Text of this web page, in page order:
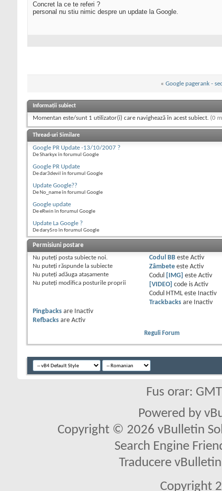
Concret la ce te referi ?
personal nu stiu nimic despre un update la Google.
« Google pagerank -
Informații subiect
Momentan este/sunt 1 utilizator(i) care navighează în acest subiect. (0
Thread-uri Similare
Google PR Update -13/10/2007 ?
De Sharkyx în forumul Google
Google PR Update
De dar3devil în forumul Google
Update Google??
De No_name în forumul Google
Google update
De eRwin în forumul Google
Update La Google ?
De dary5ro în forumul Google
Permisiuni postare
Nu puteţi posta subiecte noi.
Nu puteţi răspunde la subiecte
Nu puteţi adăuga ataşamente
Nu puteţi modifica posturile proprii
Codul BBeste Activ
Zâmbeteeste Activ
Codul
[IMG] este Activ
[VIDEO]
code is Activ
Codul HTML este
Inactiv
Trackbacksare
Inactiv
Pingbacks are
Inactiv
Refbacks are Activ
Reguli Forum
Fus orar:
Powered by
Copyright © 2026 vBulletin
Search Engine
Traducere
Copyright